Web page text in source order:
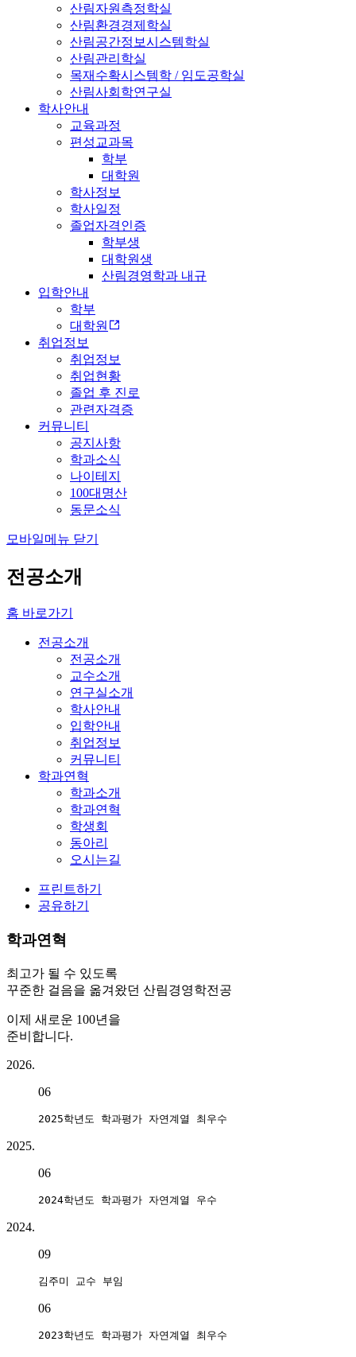
산림자원측정학실
산림환경경제학실
산림공간정보시스템학실
산림관리학실
목재수확시스템학 / 임도공학실
산림사회학연구실
학사안내
교육과정
편성교과목
학부
대학원
학사정보
학사일정
졸업자격인증
학부생
대학원생
산림경영학과 내규
입학안내
학부
대학원
취업정보
취업정보
취업현황
졸업 후 진로
관련자격증
커뮤니티
공지사항
학과소식
나이테지
100대명산
동문소식
모바일메뉴 닫기
전공소개
홈 바로가기
전공소개
전공소개
교수소개
연구실소개
학사안내
입학안내
취업정보
커뮤니티
학과연혁
학과소개
학과연혁
학생회
동아리
오시는길
프린트하기
공유하기
학과연혁
최고가 될 수 있도록
꾸준한 걸음을 옮겨왔던 산림경영학전공
이제 새로운 100년을
준비합니다.
2026.
06
2025.
06
2024학년도 학과평가 자연계열 우수
2024.
09
김주미 교수 부임
06
2023학년도 학과평가 자연계열 최우수